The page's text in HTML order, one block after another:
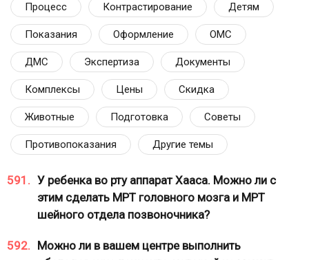
Процесс Контрастирование Детям
Показания Оформление ОМС
ДМС Экспертиза Документы
Комплексы Цены Скидка
Животные Подготовка Советы
Противопоказания Другие темы
591. У ребенка во рту аппарат Хааса. Можно ли с
этим сделать МРТ головного мозга и МРТ
шейного отдела позвоночника?
592.
Можно ли в вашем центре выполнить